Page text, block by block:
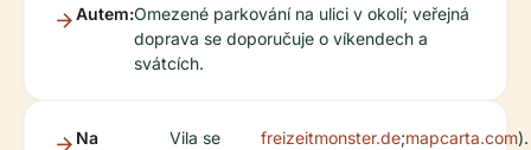
Autem:Omezené parkování na ulici v okolí; veřejná
doprava se doporučuje o víkendech a
svátcích.
Na
Vila se
freizeitmonster.de;mapcarta.com).